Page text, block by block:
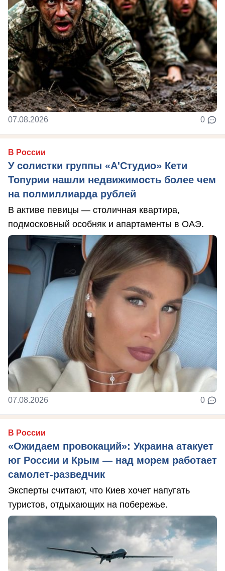
07.08.2026 0
В России
У солистки группы «А'Студио» Кети
Топурии нашли недвижимость более чем
на полмиллиарда рублей
В активе певицы — столичная квартира,
подмосковный особняк и апартаменты в ОАЭ.
07.08.2026 0
В России
«Ожидаем провокаций»: Украина атакует
юг России и Крым — над морем работает
самолет-разведчик
Эксперты считают, что Киев хочет напугать
туристов, отдыхающих на побережье.